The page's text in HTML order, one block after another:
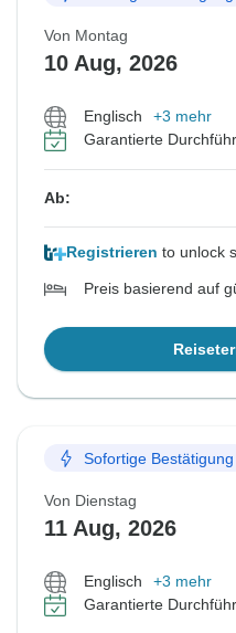
Von Montag
10 Aug, 2026
Englisch
+3 mehr
Garantierte
Ab:
Registrieren to unlock
Preis basierend auf
Sofortige Bestätigung
Von Dienstag
11 Aug, 2026
Englisch
+3 mehr
Garantierte